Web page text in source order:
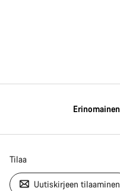
Erinomainen
Tilaa
Uutiskirjeen tilaaminen